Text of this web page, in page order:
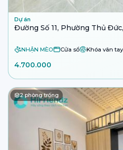
Dự án
Đường Số 11, Phường Thủ
NHẬN MÈO Cửa sổ Khóa vân tay
4.700.000
2phòng trống